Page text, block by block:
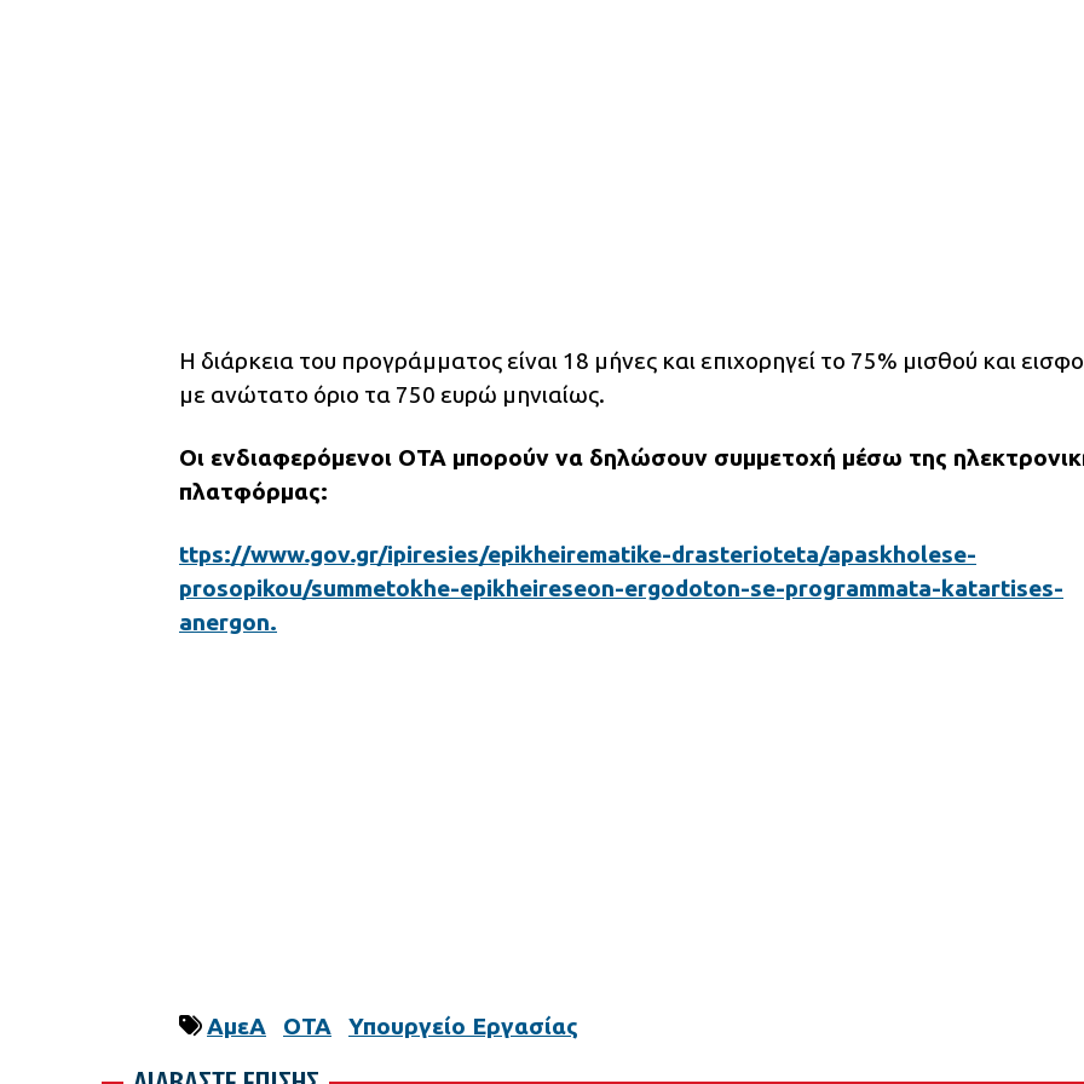
Η διάρκεια του προγράμματος είναι 18 μήνες και επιχορηγεί το 75% μισθού και
με ανώτατο όριο τα 750 ευρώ μηνιαίως.
Οι ενδιαφερόμενοι ΟΤΑ μπορούν να δηλώσουν συμμετοχή μέσω της
πλατφόρμας:
ttps://www.gov.gr/ipiresies/epikheirematike-drasterioteta/apaskholese-
prosopikou/summetokhe-epikheireseon-ergodoton-se-programmata-katartises-
anergon.
ΑμεΑ ΟΤΑ Υπουργείο Εργασίας